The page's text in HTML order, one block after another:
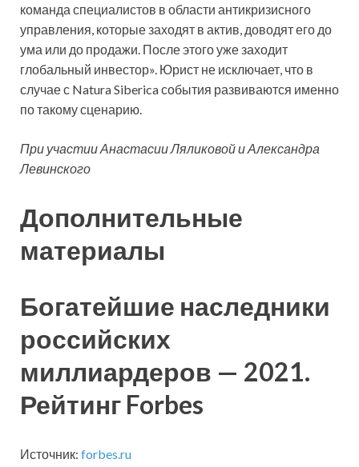
команда специалистов в области антикризисного
управления, которые заходят в актив, доводят его до
ума или до продажи. После этого уже заходит
глобальный инвестор». Юрист не исключает, что в
случае с Natura Siberica события развиваются именно
по такому сценарию.
При участии Анастасии Ляликовой и Александра
Левинского
Дополнительные
материалы
Богатейшие наследники
российских
миллиардеров — 2021.
Рейтинг Forbes
Источник: forbes.ru